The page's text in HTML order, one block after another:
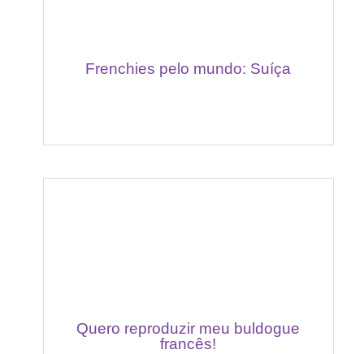
Frenchies pelo mundo: Suíça
Quero reproduzir meu buldogue
francês!